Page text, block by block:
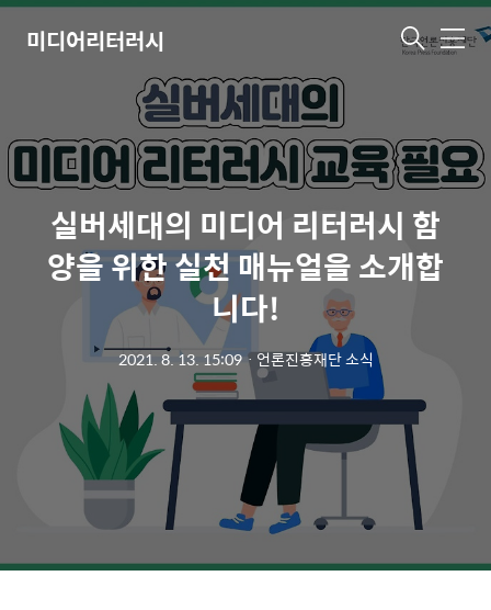
미디어리터러시 메
실버세대의 미디어 리터러시 함
양을 위한 실천 매뉴얼을 소개합
니다!
2021. 8. 13. 15:09ㆍ언론진흥재단 소식